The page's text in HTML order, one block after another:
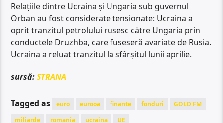
Relațiile dintre Ucraina și Ungaria sub guvernul
Orban au fost considerate tensionate: Ucraina a
oprit tranzitul petrolului rusesc către Ungaria prin
conductele Druzhba, care fuseseră avariate de Rusia.
Ucraina a reluat tranzitul la sfârșitul lunii aprilie.
sursă:STRANA
Tagged as euro eurooa finante fonduri
GOLD FM
miliarde
romania ucraina UE